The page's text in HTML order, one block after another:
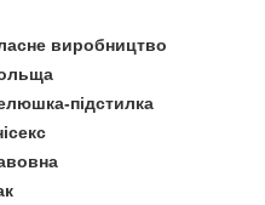
виробництво
підстилка